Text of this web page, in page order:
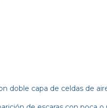
doble capa de celdas de